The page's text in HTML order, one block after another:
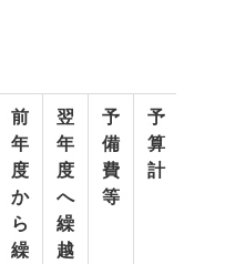
前
年
度
か
ら
繰
翌
年
度
へ
繰
越
予
備
費
等
予
算
計